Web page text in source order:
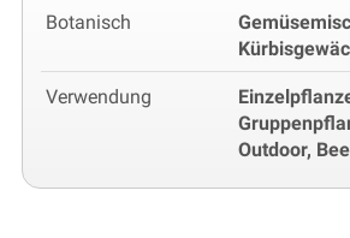
Botanisch
Verwendung
Outdoor,